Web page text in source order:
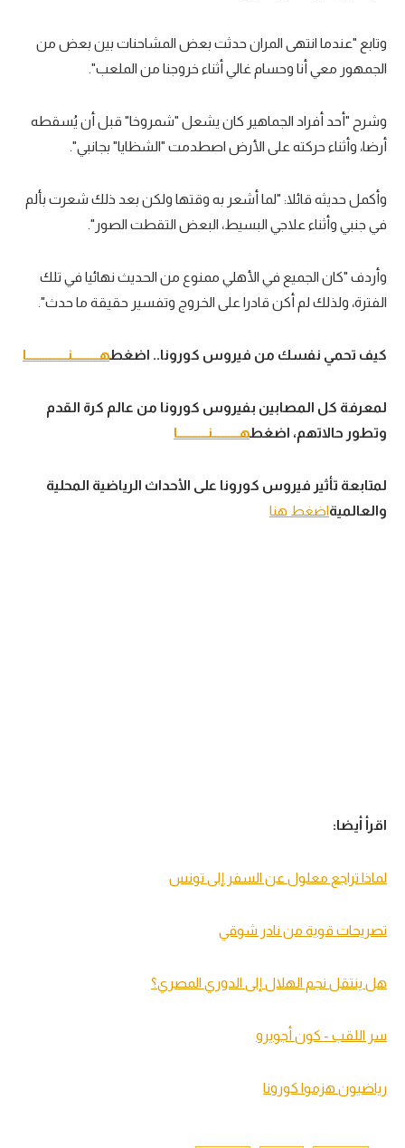
فيديو في الجول
وتابع "عندما انتهى المران حدثت بعض المشاحنات بين بعض من
الجمهور معي أنا وحسام غالي أثناء خروجنا من الملعب".
وشرح "أحد أفراد الجماهير كان يشعل "شمروخا" قبل أن يُسقطه
أرضا، وأثناء حركته على الأرض اصطدمت "الشظايا" بجانبي".
وأكمل حديثه قائلا: "لما أشعر به وقتها ولكن بعد ذلك شعرت بألم
في جنبي وأثناء علاجي البسيط، البعض التقطت الصور".
وأردف "كان الجميع في الأهلي ممنوع من الحديث نهائيا في تلك
الفترة، ولذلك لم أكن قادرا على الخروج وتفسير حقيقة ما حدث".
كيف تحمي نفسك من فيروس كورونا.. اضغطهــــــــــنـــــــــــــــا
لمعرفة كل المصابين بفيروس كورونا من عالم كرة القدم
وتطور حالاتهم، اضغطهــــــــــنـــــــــــا
لمتابعة تأثير فيروس كورونا على الأحداث الرياضية المحلية
والعالميةاضغط هنا
اقرأ أيضا:
لماذا تراجع معلول عن السفر إلى تونس
تصريحات قوية من نادر شوقي
هل ينتقل نجم الهلال إلى الدوري المصري؟
سر اللقب - كون أجويرو
رياضيون هزموا كورونا